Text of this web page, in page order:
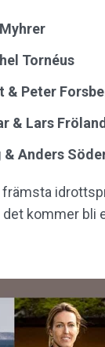
Tornéus
& Peter
& Lars
Anders
kommer bli